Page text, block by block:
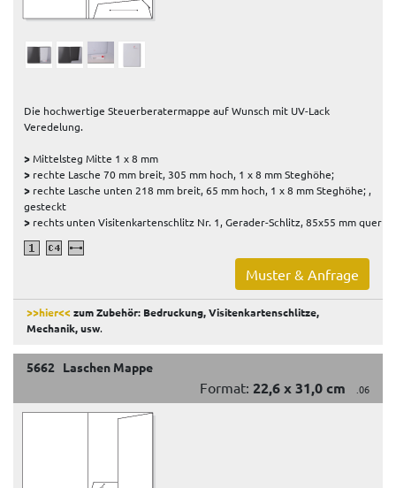
Die hochwertige Steuerberatermappe auf Wunsch mit UV-Lack
Veredelung.
>Mittelsteg Mitte 1 x 8 mm
> rechte Lasche 70 mm breit, 305 mm hoch, 1 x 8 mm Steghöhe;
> rechte Lasche unten 218 mm breit, 65 mm hoch, 1 x 8 mm Steghöhe; ,
gesteckt
> rechts unten Visitenkartenschlitz Nr. 1, Gerader-Schlitz, 85x55 mm quer
Muster & Anfrage
>>hier<<zum Zubehör: Bedruckung, Visitenkartenschlitze,
Mechanik, usw.
5662 Laschen Mappe
Format: 22,6 x 31,0 cm .06